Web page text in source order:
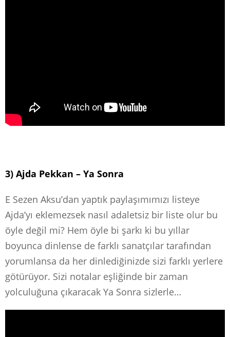
3) Ajda Pekkan – Ya Sonra
E Sezen Aksu’dan yaptık paylaşımımızı listeye
Ajda’yı eklemezsek nasıl adaletsiz bir liste olur bu
öyle değil mi? Hem öyle bi şarkı ki bu yıllar
boyunca dinlense de farklı sanatçılar tarafından
yorumlansa da her dinlediğinizde sizi farklı yerlere
götürüyor. Sizi notalar eşliğinde bir zaman
yolculuğuna çıkaracak Ya Sonra sizlerle…